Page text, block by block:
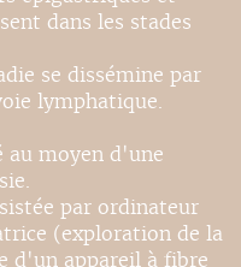
dans les stades
se dissémine par
lymphatique.
au moyen d'une
par ordinateur
(exploration de la
d'un appareil à fibre